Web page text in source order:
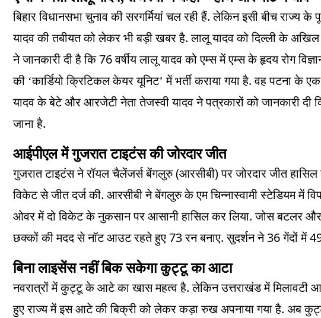
बिहार विधानसभा चुनाव की सरगर्मियां चल रही हैं.लेकिन इसी बीच राज्य के
यादव की तबीयत को लेकर भी बड़ी खबर है.लालू यादव को दिल्ली के अखिल
ने जानकारी दी है कि76वर्षीय लालू यादव को एम्स में एम्स के हृदय रोग
की ‘कार्डियो क्रिटिकल केयर यूनिट’ में भर्ती कराया गया है.वह पटना के एक
यादव के बेटे और आरजेटी नेता तेजस्वी यादव ने पत्रकारों को जानकारी दी
जाना है.
आईपीएल में गुजरात टाइटंस की जोरदार जीत
गुजरात टाइटंस ने रॉयल चैलेंजर्स बेंगलुरु(आरसीबी)पर जोरदार जीत
विकेट से जीत दर्ज की. आरसीबी ने बेंगलुरु के एम चिन्नास्वामी स्टेडियम में
ओवर में दो विकेट के नुकसान पर आसानी हासिल कर लिया.जोस बटलर और
छक्कों की मदद से नॉट आउट रहते हुए 73रन बनाए.सुदर्शन ने36गेंदों में
बिना लाइसेंस नहीं बिक सकेगा कुट्टू का आटा
नवरात्रों में कुट्टू के आटे का खास महत्व है.लेकिन उत्तराखंड में मिलावटी
हुए राज्य में इस आटे की बिक्री को लेकर कड़ा रुख अपनाया गया है. अब